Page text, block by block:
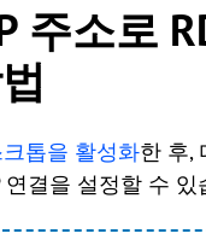
주소로
톱을 활성화한 후,
연결을 설정할 수 있